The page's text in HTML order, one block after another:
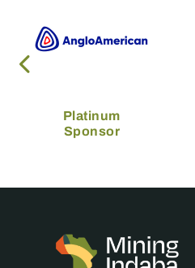
Platinum
Sponsor